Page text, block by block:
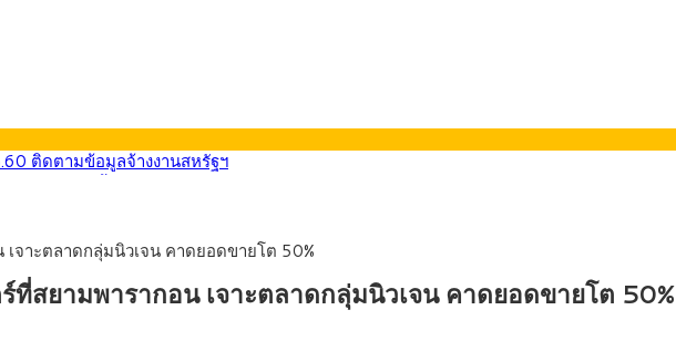
ติดตามข้อมูลจ้างงานสหรัฐฯ
ฟฟ้าสงขลา โมโนเรล 12.54 กม. เชื่อมเมืองหาดใหญ่
ง 2,618 บาท เสนอทบทวนจัดสรรงบให้สอดคล้องภาระงานจริง
จาะตลาดกลุ่มนิวเจน คาดยอดขายโต 50%
ที่สยามพารากอน เจาะตลาดกลุ่มนิวเจน คาดยอดขายโต 50%